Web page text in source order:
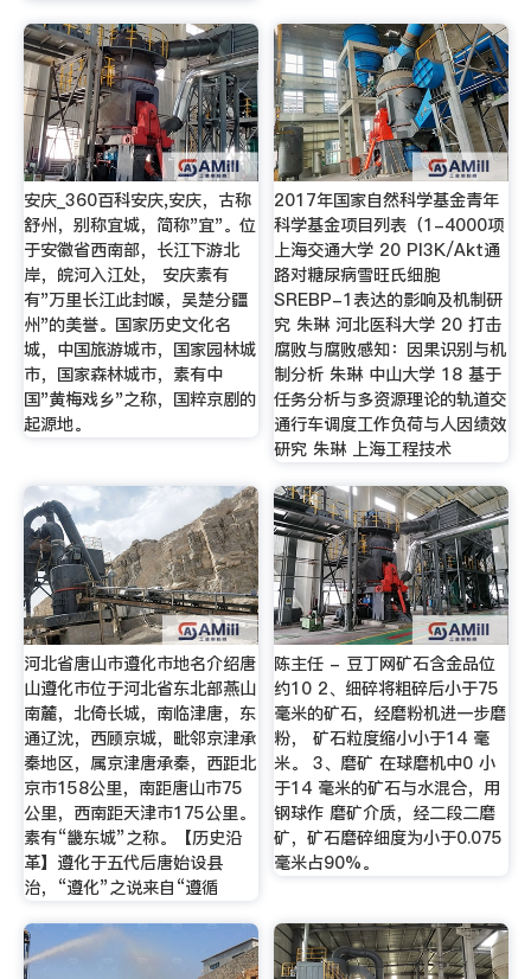
安庆_360百科安庆,安庆，古称
舒州，别称宜城，简称"宜"。位
于安徽省西南部，长江下游北
岸，皖河入江处， 安庆素有
有"万里长江此封喉，吴楚分疆
州"的美誉。国家历史文化名
城，中国旅游城市，国家园林城
市，国家森林城市，素有中
国"黄梅戏乡"之称，国粹京剧的
起源地。
2017年国家自然科学基金青年
科学基金项目列表（1-4000项
上海交通大学 20 PI3K/Akt通
路对糖尿病雪旺氏细胞
SREBP-1表达的影响及机制研
究 朱琳 河北医科大学 20 打击
腐败与腐败感知：因果识别与机
制分析 朱琳 中山大学 18 基于
任务分析与多资源理论的轨道交
通行车调度工作负荷与人因绩效
研究 朱琳 上海工程技术
河北省唐山市遵化市地名介绍唐
山遵化市位于河北省东北部燕山
南麓，北倚长城，南临津唐，东
通辽沈，西顾京城，毗邻京津承
秦地区，属京津唐承秦，西距北
京市158公里，南距唐山市75
公里，西南距天津市175公里。
素有“畿东城”之称。【历史沿
革】遵化于五代后唐始设县
治，“遵化”之说来自“遵循
陈主任 - 豆丁网矿石含金品位
约10 2、细碎将粗碎后小于75
毫米的矿石，经磨粉机进一步磨
粉， 矿石粒度缩小小于14 毫
米。 3、磨矿 在球磨机中0 小
于14 毫米的矿石与水混合，用
钢球作 磨矿介质，经二段二磨
矿，矿石磨碎细度为小于0.075
毫米占90%。